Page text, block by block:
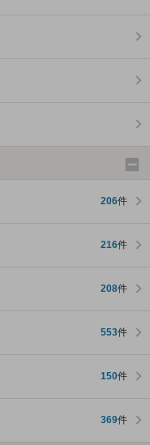
206件
216件
208件
553件
150件
369件